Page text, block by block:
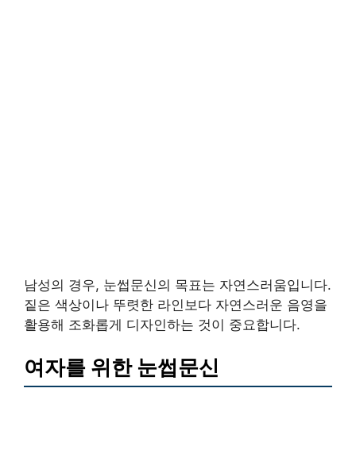
남성의 경우, 눈썹문신의 목표는 자연스러움입니다.
짙은 색상이나 뚜렷한 라인보다 자연스러운 음영을
활용해 조화롭게 디자인하는 것이 중요합니다.
여자를 위한 눈썹문신